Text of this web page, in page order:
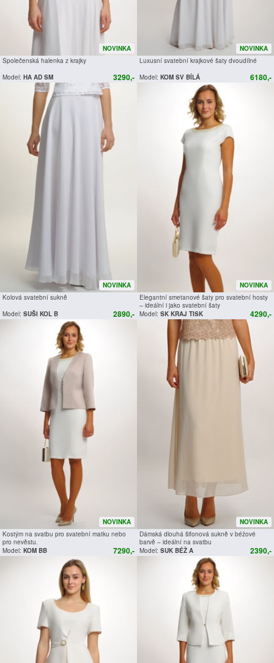
NOVINKA
Společenská halenka z krajky
Model: HA AD SM 3290,-
NOVINKA
Luxusní svatební krajkové šaty dvoudílné
Model: KOM SV BÍLÁ 6180,-
NOVINKA
Kolová svatební sukně
Model: SUŠI KOL B 2890,-
NOVINKA
Elegantní smetanové šaty pro svatební hosty
– ideální i jako svatební šaty
Model: SK KRAJ TISK 4290,-
NOVINKA
Kostým na svatbu pro svatební matku nebo
pro nevěstu.
Model: KOM BB 7290,-
NOVINKA
Dámská dlouhá šifonová sukně v béžové
barvě – ideální na svatbu
Model: SUK BÉŽ A 2390,-